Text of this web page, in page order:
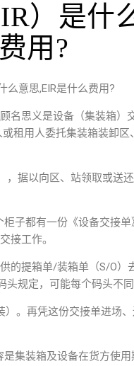
）是什
用?
么意思,EIR是什么费用?
名思义是设备（集装箱）
租用人委托集装箱装卸
据以向区、站领取或送
子都有一份《设备交接
接工作。
的提箱单/装箱单（S/O）
规定，可能每个码头不同
。再凭这份交接单进场
集装箱及设备在货方使